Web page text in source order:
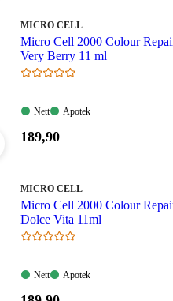
MERKE :
MICRO CELL
Micro Cell 2000 Colour
Very Berry 11 ml
Nett:
Nett
Apotek:
Apotek
Pris:
189,90
MERKE :
MICRO CELL
Micro Cell 2000 Colour
Dolce Vita 11ml
Nett:
Nett
Apotek:
Apotek